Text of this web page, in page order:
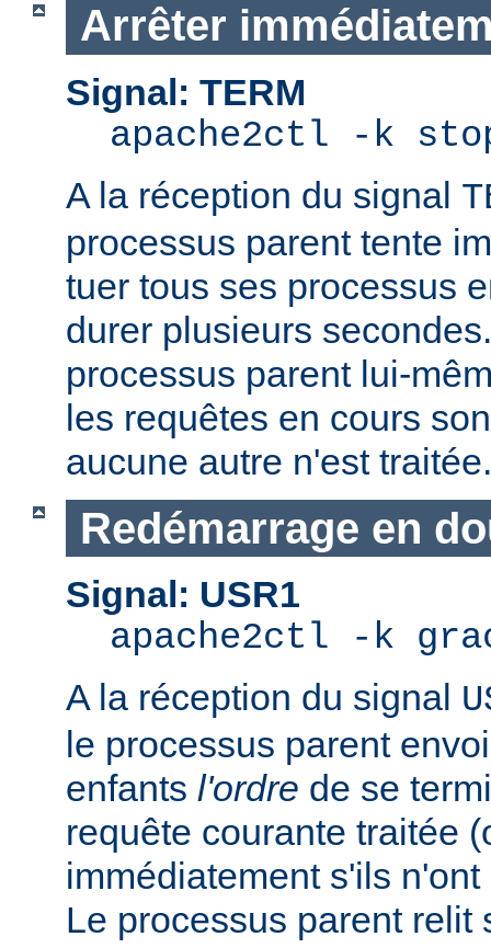
Arrêter
Signal: TERM
apache2ctl -k
A la réception du signal
processus parent tente
tuer tous ses processus
durer plusieurs
processus parent lui-
les requêtes en cours
aucune autre n'est traitée.
Redémarrage en
Signal: USR1
apache2ctl -k
A la réception du signal
le processus parent
enfants l'ordre de se
requête courante traitée
immédiatement s'ils
Le processus parent relit